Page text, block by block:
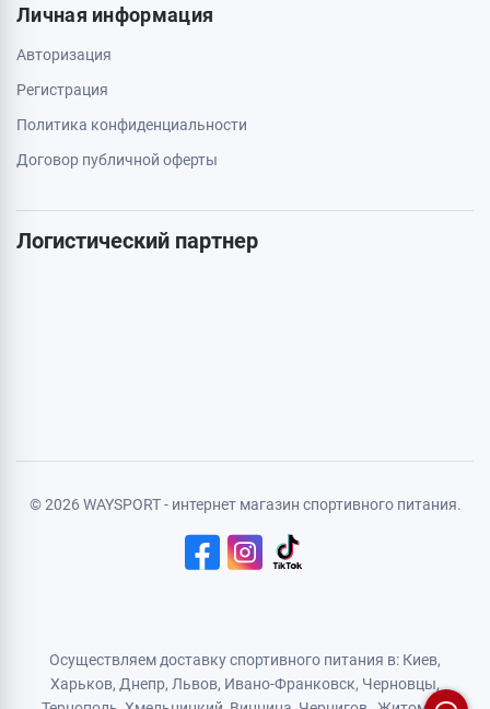
063 789 66 52
Дополнительно
Акции
Бренды
Карта сайта
Логистический партнер